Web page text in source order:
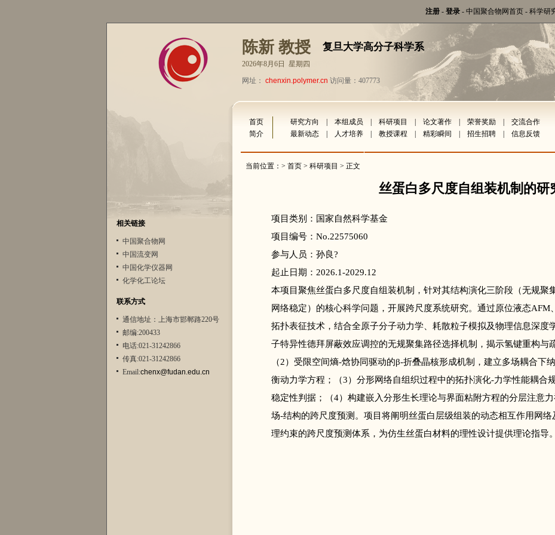
注册 - 登录 - 中国聚合物网首页 - 科学研
陈新 教授 复旦大学高分子科学系
2026年8月6日 星期四
网址： chenxin.polymer.cn 访问量：407773
相关链接
中国聚合物网
中国流变网
中国化学仪器网
化学化工论坛
联系方式
通信地址：上海市邯郸路220号
邮编:200433
电话:021-31242866
传真:021-31242866
Email:chenx@fudan.edu.cn
首页 研究方向 本组成员 科研项目 论文著作 荣誉奖励 交流合作
简介
最新动态 人才培养 教授课程 精彩瞬间 招生招聘 信息反馈
当前位置：> 首页 > 科研项目 > 正文
丝蛋白多尺度自组装机制的研
项目类别：国家自然科学基金
项目编号：No.22575060
参与人员：孙良?
起止日期：2026.1-2029.12
本项目聚焦丝蛋白多尺度自组装机制，针对其结构演化三阶段（无规
网络稳定）的核心科学问题，开展跨尺度系统研究。通过原位液态AFM
拓扑表征技术，结合全原子分子动力学、耗散粒子模拟及物理信息深度
子特异性德拜屏蔽效应调控的无规聚集路径选择机制，揭示氢键重构与
（2）受限空间熵-焓协同驱动的β-折叠晶核形成机制，建立多场耦合下
衡动力学方程；（3）分形网络自组织过程中的拓扑演化-力学性能耦合
稳定性判据；（4）构建嵌入分形生长理论与界面粘附方程的分层注意
场-结构的跨尺度预测。项目将阐明丝蛋白层级组装的动态相互作用网
理约束的跨尺度预测体系，为仿生丝蛋白材料的理性设计提供理论指导。